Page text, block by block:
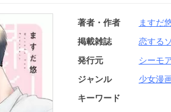
著者・作者 ますだ
掲載雑誌
恋する
発行元
シーモ
ジャンル
少女漫
キーワード